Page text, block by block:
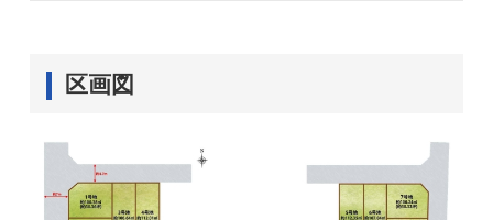
区画図